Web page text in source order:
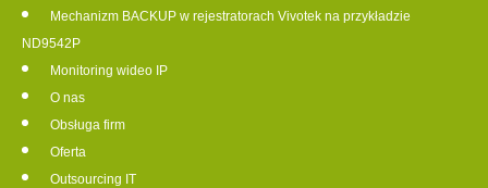
Mechanizm BACKUP w rejestratorach Vivotek na przykładzie
ND9542P
Monitoring wideo IP
O nas
Obsługa firm
Oferta
Outsourcing IT